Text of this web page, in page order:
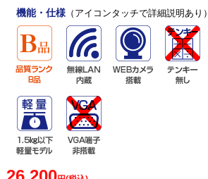
機能・仕様（アイコンタッチで詳細説明あり）